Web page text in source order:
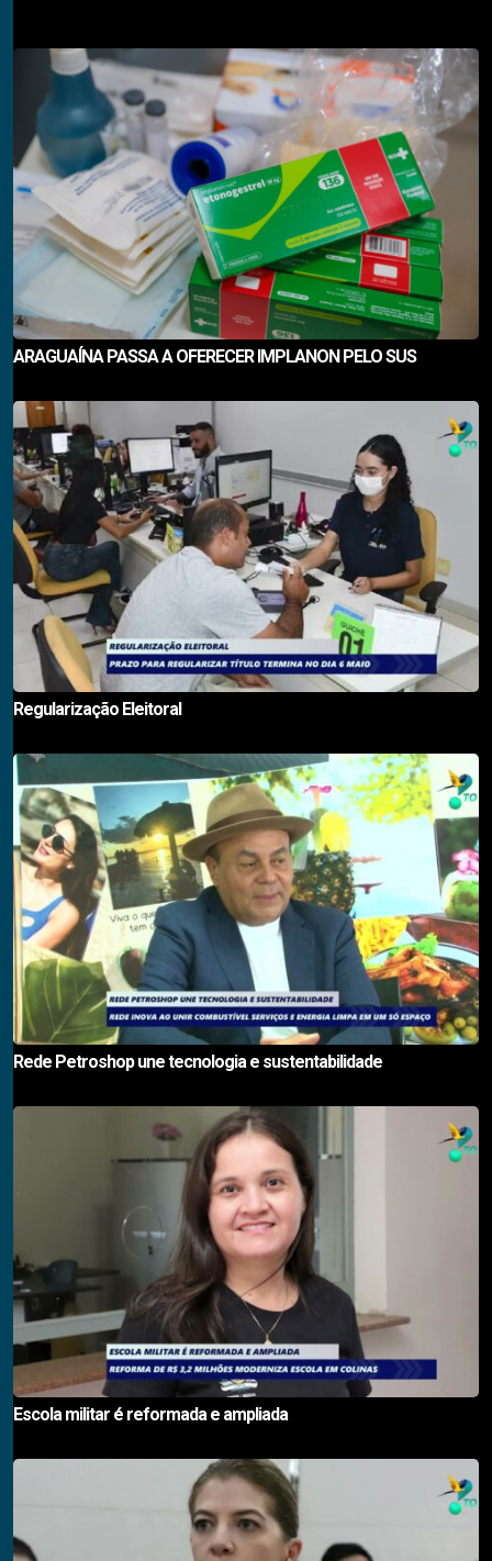
ARAGUAÍNA PASSA A OFERECER IMPLANON PELO SUS
Regularização Eleitoral
Rede Petroshop une tecnologia e sustentabilidade
Escola militar é reformada e ampliada